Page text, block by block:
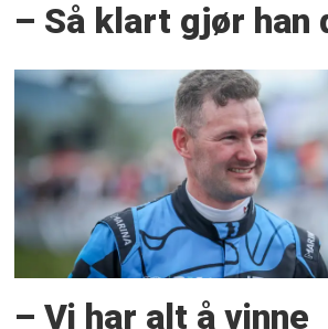
– Så klart gjør han
– Vi har alt å vinne